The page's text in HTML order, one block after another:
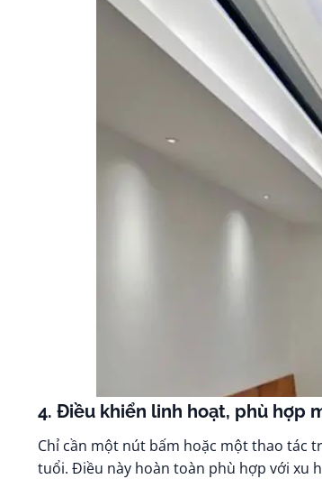
4. Điều khiển linh hoạt, phù hợp
Chỉ cần một nút bấm hoặc một thao tác
tuổi. Điều này hoàn toàn phù hợp với xu